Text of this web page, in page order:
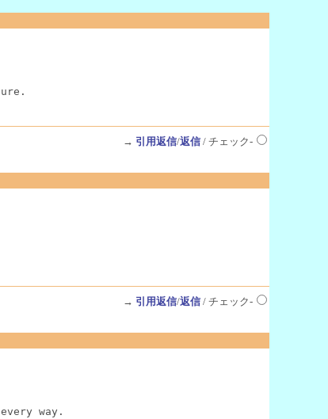
→ 引用返信/返信/ チェック-
→ 引用返信/返信/ チェック-
way.